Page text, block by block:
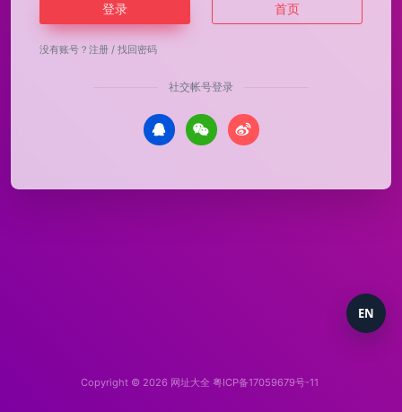
登录 首页
没有账号？ 注册 / 找回密码
社交帐号登录
Copyright © 2026 网址大全 粤ICP备17059679号-11
EN